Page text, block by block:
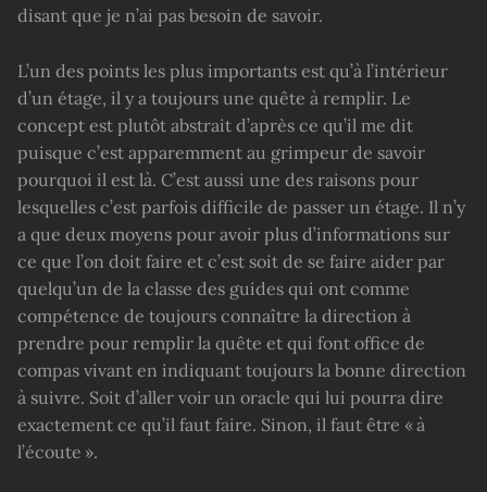
disant que je n’ai pas besoin de savoir.
L’un des points les plus importants est qu’à l’intérieur
d’un étage, il y a toujours une quête à remplir. Le
concept est plutôt abstrait d’après ce qu’il me dit
puisque c’est apparemment au grimpeur de savoir
pourquoi il est là. C’est aussi une des raisons pour
lesquelles c’est parfois difficile de passer un étage. Il n’y
a que deux moyens pour avoir plus d’informations sur
ce que l’on doit faire et c’est soit de se faire aider par
quelqu’un de la classe des guides qui ont comme
compétence de toujours connaître la direction à
prendre pour remplir la quête et qui font office de
compas vivant en indiquant toujours la bonne direction
à suivre. Soit d’aller voir un oracle qui lui pourra dire
exactement ce qu’il faut faire. Sinon, il faut être « à
l’écoute ».